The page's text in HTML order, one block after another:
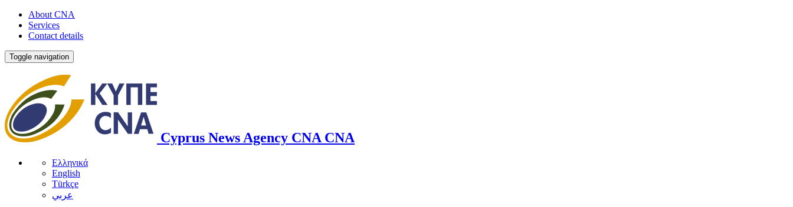
About CNA
Services
Contact details
Toggle navigation
Cyprus News Agency CNA CNA
Ελληνικά
English
Türkçe
عربي